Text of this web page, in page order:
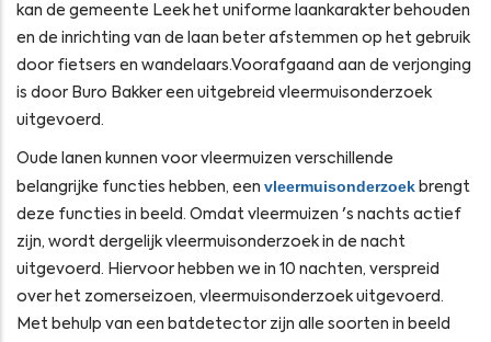
kan de gemeente Leek het uniforme laankarakter behouden
en de inrichting van de laan beter afstemmen op het gebruik
door fietsers en wandelaars.Voorafgaand aan de verjonging
is door Buro Bakker een uitgebreid vleermuisonderzoek
uitgevoerd.
Oude lanen kunnen voor vleermuizen verschillende
belangrijke functies hebben, een vleermuisonderzoek brengt
deze functies in beeld. Omdat vleermuizen 's nachts actief
zijn, wordt dergelijk vleermuisonderzoek in de nacht
uitgevoerd. Hiervoor hebben we in 10 nachten, verspreid
over het zomerseizoen, vleermuisonderzoek uitgevoerd.
Met behulp van een batdetector zijn alle soorten in beeld